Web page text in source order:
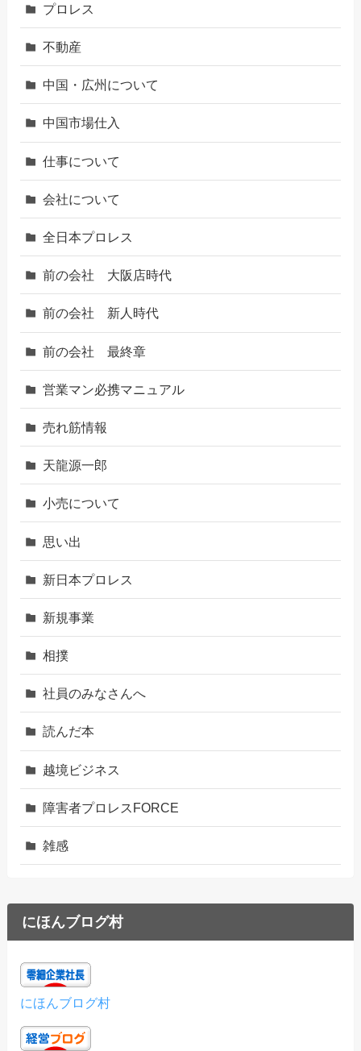
プロレス
不動産
中国・広州について
中国市場仕入
仕事について
会社について
全日本プロレス
前の会社 大阪店時代
前の会社 新人時代
前の会社 最終章
営業マン必携マニュアル
売れ筋情報
天龍源一郎
小売について
思い出
新日本プロレス
新規事業
相撲
社員のみなさんへ
読んだ本
越境ビジネス
障害者プロレスFORCE
雑感
にほんブログ村
にほんブログ村